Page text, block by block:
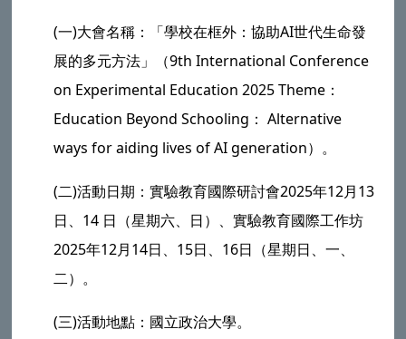
(一)大會名稱：「學校在框外：協助AI世代生命發
展的多元方法」（9th International Conference
on Experimental Education 2025 Theme：
Education Beyond Schooling： Alternative
ways for aiding lives of AI generation）。
(二)活動日期：實驗教育國際研討會2025年12月13
日、14 日（星期六、日）、實驗教育國際工作坊
2025年12月14日、15日、16日（星期日、一、
二）。
(三)活動地點：國立政治大學。